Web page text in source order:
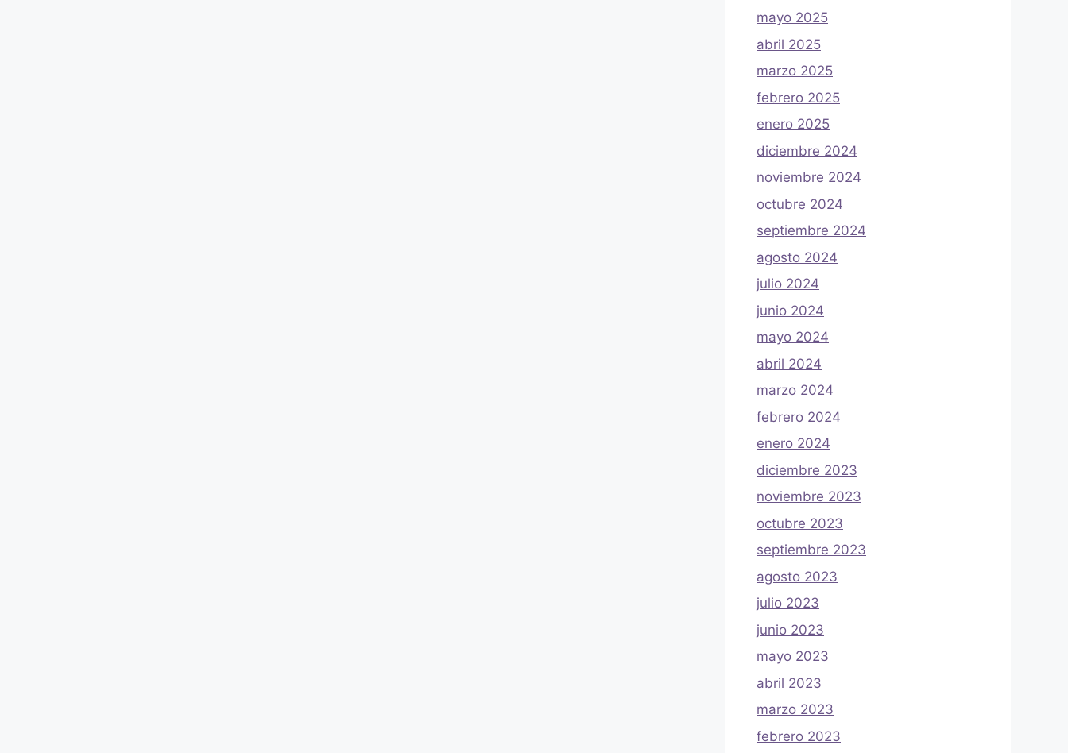
mayo 2025
abril 2025
marzo 2025
febrero 2025
enero 2025
diciembre 2024
noviembre 2024
octubre 2024
septiembre 2024
agosto 2024
julio 2024
junio 2024
mayo 2024
abril 2024
marzo 2024
febrero 2024
enero 2024
diciembre 2023
noviembre 2023
octubre 2023
septiembre 2023
agosto 2023
julio 2023
junio 2023
mayo 2023
abril 2023
marzo 2023
febrero 2023